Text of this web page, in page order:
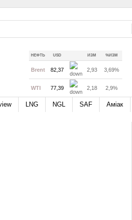
НЕФТЬ USD ИЗМ %ИЗМ
Brent 82,37 2,93 3,69%
WTI 77,39 2,18 2,9%
LNG NGL SAF Аміак